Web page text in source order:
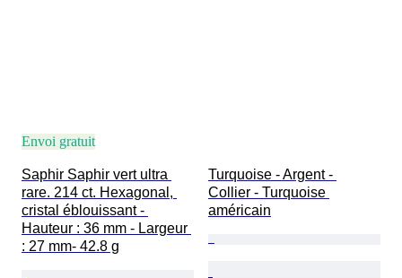
Envoi gratuit
Saphir Saphir vert ultra
rare. 214 ct. Hexagonal,
cristal éblouissant -
Hauteur : 36 mm - Largeur
: 27 mm- 42.8 g
Turquoise - Argent -
Collier - Turquoise
américain